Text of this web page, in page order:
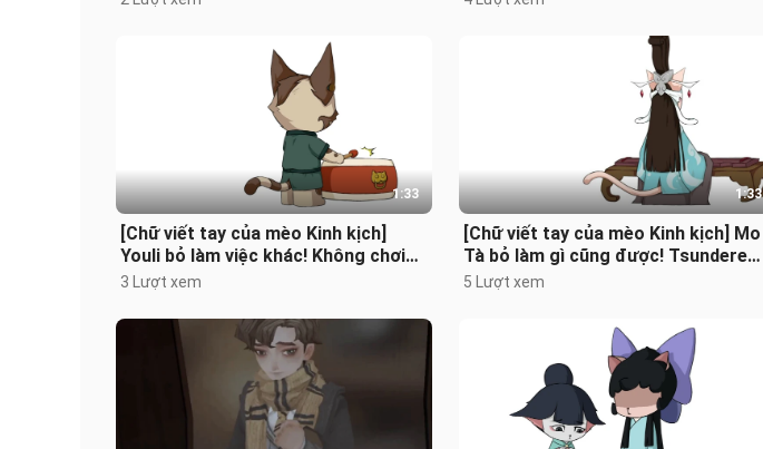
1:33
[Chữ viết tay của mèo Kinh kịch]
Youli bỏ làm việc khác! Không chơi
Diabolo hay bất cứ thứ gì tương
3 Lượt xem
1:33
[Chữ viết tay của mèo Kinh kịch] Mo
Tà bỏ làm gì cũng được! Tsundere
khoe trinh tiết trên mạng...
5 Lượt xem